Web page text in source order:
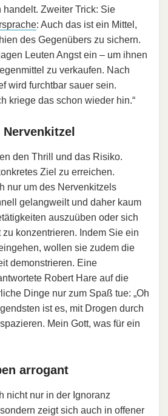
handelt. Zweiter Trick: Sie
: Auch das ist ein Mittel,
des Gegenübers zu sichern.
Leuten Angst ein – um ihnen
zu verkaufen. Nach
wird furchtbar sauer sein.
kriege das schon wieder hin.“
den Thrill und das Risiko.
Ziel zu erreichen.
nur um des Nervenkitzels
gelangweilt und daher kaum
auszuüben oder sich
konzentrieren. Indem Sie ein
wollen sie zudem die
demonstrieren. Eine
Robert Hare auf die
Dinge nur zum Spaß tue: „Oh
ist es, mit Drogen durch
Mein Gott, was für ein
arrogant
nicht nur in der Ignoranz
zeigt sich auch in offener